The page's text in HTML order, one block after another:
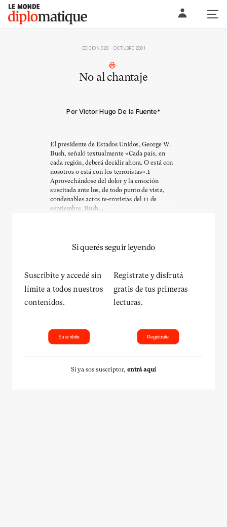
Skip
content
Le monde diplomatique
EDICIÓN 028 - OCTUBRE 2001
No al chantaje
Por Víctor Hugo De la Fuente*
El presidente de Estados Unidos, George W.
Bush, señaló textualmente «Cada país, en
cada región, deberá decidir ahora. O está con
nosotros o está con los terroristas».1
Aprovechándose del dolor y la emoción
suscitada ante los, de todo punto de vista,
condenables actos te-rroristas del 11 de
septiembre, Bush...
Si querés seguir leyendo
Suscribite y accedé sin
límite a todos nuestros
contenidos.
Suscribite
Registrate y disfrutá
gratis de tus primeras
lecturas.
Registrate
Si ya sos suscriptor, entrá aquí